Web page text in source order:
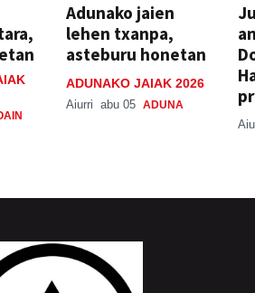
Adunako jaien
lehen txanpa,
asteburu honetan
ADUNAKO JAIAK 2026
Aiurri abu 05 ADUNA